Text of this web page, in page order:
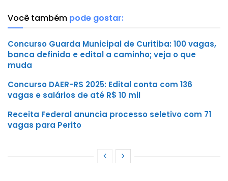
Você também pode gostar:
Concurso Guarda Municipal de Curitiba: 100 vagas,
banca definida e edital a caminho; veja o que
muda
Concurso DAER-RS 2025: Edital conta com 136
vagas e salários de até R$ 10 mil
Receita Federal anuncia processo seletivo com 71
vagas para Perito